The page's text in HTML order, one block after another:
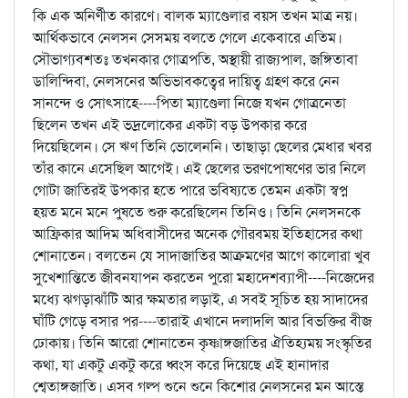
কি এক অনির্ণীত কারণে। বালক ম্যাণ্ডেলার বয়স তখন মাত্র নয়।
আর্থিকভাবে নেলসন সেসময় বলতে গেলে একেবারে এতিম।
সৌভাগ্যবশতঃ তখনকার গোত্রপতি, অস্থায়ী রাজ্যপাল, জঙ্গিতাবা
ডালিন্দিবা, নেলসনের অভিভাবকত্বের দায়িত্ব গ্রহণ করে নেন
সানন্দে ও সোৎসাহে----পিতা ম্যাণ্ডেলা নিজে যখন গোত্রনেতা
ছিলেন তখন এই ভদ্রলোকের একটা বড় উপকার করে
দিয়েছিলেন। সে ঋণ তিনি ভোলেননি। তাছাড়া ছেলের মেধার খবর
তাঁর কানে এসেছিল আগেই। এই ছেলের ভরণপোষণের ভার নিলে
গোটা জাতিরই উপকার হতে পারে ভবিষ্যতে তেমন একটা স্বপ্ন
হয়ত মনে মনে পুষতে শুরু করেছিলেন তিনিও। তিনি নেলসনকে
আফ্রিকার আদিম অধিবাসীদের অনেক গৌরবময় ইতিহাসের কথা
শোনাতেন। বলতেন যে সাদাজাতির আক্রমণের আগে কালোরা খুব
সুখেশান্তিতে জীবনযাপন করতেন পুরো মহাদেশব্যাপী----নিজেদের
মধ্যে ঝগড়াঝাঁটি আর ক্ষমতার লড়াই, এ সবই সূচিত হয় সাদাদের
ঘাঁটি গেড়ে বসার পর----তারাই এখানে দলাদলি আর বিভক্তির বীজ
ঢোকায়। তিনি আরো শোনাতেন কৃষ্ণাঙ্গজাতির ঐতিহ্যময় সংস্কৃতির
কথা, যা একটু একটু করে ধ্বংস করে দিয়েছে এই হানাদার
শ্বেতাঙ্গজাতি। এসব গল্প শুনে শুনে কিশোর নেলসনের মন আস্তে